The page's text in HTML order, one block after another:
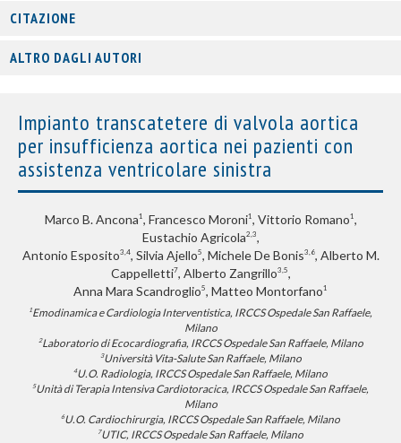
CITAZIONE
ALTRO DAGLI AUTORI
Impianto transcatetere di valvola aortica
per insufficienza aortica nei pazienti con
assistenza ventricolare sinistra
Marco B. Ancona1, Francesco Moroni1, Vittorio Romano1,
Eustachio Agricola2,3,
Antonio Esposito3,4, Silvia Ajello5, Michele De Bonis3,6, Alberto M.
Cappelletti7, Alberto Zangrillo3,5,
Anna Mara Scandroglio5, Matteo Montorfano1
1Emodinamica e Cardiologia Interventistica, IRCCS Ospedale San Raffaele,
Milano
2Laboratorio di Ecocardiografia, IRCCS Ospedale San Raffaele, Milano
3Università Vita-Salute San Raffaele, Milano
4U.O. Radiologia, IRCCS Ospedale San Raffaele, Milano
5Unità di Terapia Intensiva Cardiotoracica, IRCCS Ospedale San Raffaele,
Milano
6U.O. Cardiochirurgia, IRCCS Ospedale San Raffaele, Milano
7UTIC, IRCCS Ospedale San Raffaele, Milano